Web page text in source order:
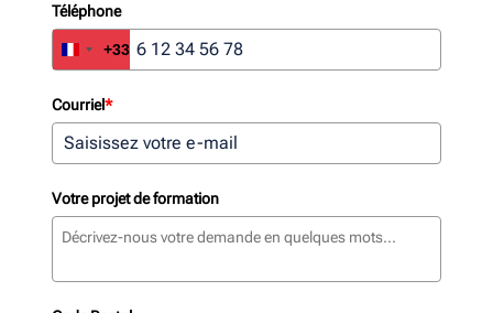
Téléphone
France +33
+33
Courriel*
Votre projet de formation